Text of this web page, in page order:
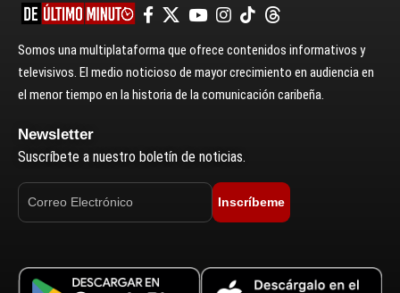
Somos una multiplataforma que ofrece contenidos informativos y
televisivos. El medio noticioso de mayor crecimiento en audiencia en
el menor tiempo en la historia de la comunicación caribeña.
Newsletter
Suscríbete a nuestro boletín de noticias.
Inscríbeme